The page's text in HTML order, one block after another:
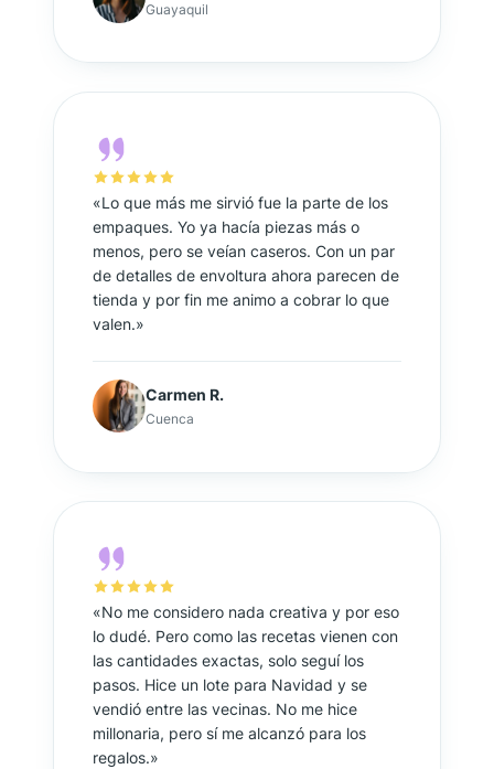
Guayaquil
«Lo que más me sirvió fue la parte de los
empaques. Yo ya hacía piezas más o
menos, pero se veían caseros. Con un par
de detalles de envoltura ahora parecen de
tienda y por fin me animo a cobrar lo que
valen.»
Carmen R.
Cuenca
«No me considero nada creativa y por eso
lo dudé. Pero como las recetas vienen con
las cantidades exactas, solo seguí los
pasos. Hice un lote para Navidad y se
vendió entre las vecinas. No me hice
millonaria, pero sí me alcanzó para los
regalos.»